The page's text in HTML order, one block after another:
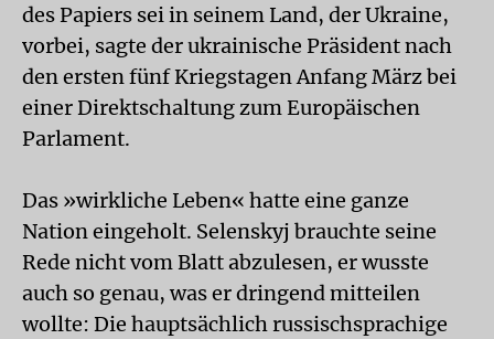
des Papiers sei in seinem Land, der Ukraine,
vorbei, sagte der ukrainische Präsident nach
den ersten fünf Kriegstagen Anfang März bei
einer Direktschaltung zum Europäischen
Parlament.
Das »wirkliche Leben« hatte eine ganze
Nation eingeholt. Selenskyj brauchte seine
Rede nicht vom Blatt abzulesen, er wusste
auch so genau, was er dringend mitteilen
wollte: Die hauptsächlich russischsprachige